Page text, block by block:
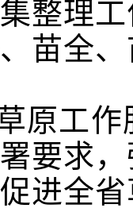
整理
苗全
原工
要求
进全